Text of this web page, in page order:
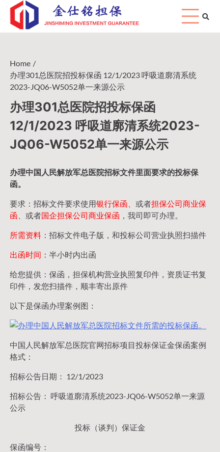
Skip
content
Home
办理301总医院招投标保函 12/1/2023 呼吸道廓清系统
2023-JQ06-W5052单一来源公示
办理301总医院招投标保函
12/1/2023 呼吸道廓清系统2023-
JQ06-W5052单一来源公示
办理中国人民解放军总医院招标文件里面要求的投标保
函。
要求：招标文件要求使用银行保函、 或者担保公司商业保
函 、或者国企担保公司商业保函 ，我司即可办理。
所需资料 ：招标文件电子版，和投标公司营业执照扫描件
出函时间 ：半小时内出函
给您提供：保函，担保机构营业执照复印件，资质证书复
印件，发您扫描件，顺丰寄出原件
以下是保函办理案例图：
中国人民解放军总医院官网招标项目投标保证金保函案例
格式：
招标公告日期： 12/1/2023
招标公告： 呼吸道廓清系统2023-JQ06-W5052单一来源
公示
投标（谈判）保证金
保函编号：